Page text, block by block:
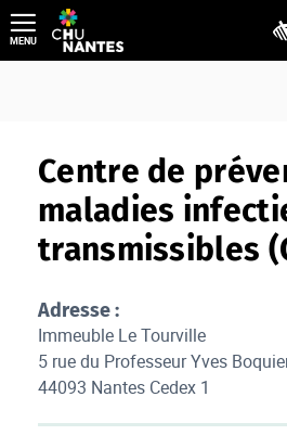
Aller
au
contenu
MENU
Centre de
maladies
transmissibles
Adresse :
Immeuble Le Tourville
5 rue du Professeur Yves
44093 Nantes Cedex 1